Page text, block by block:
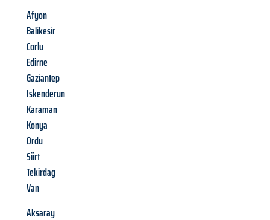
Afyon
Balikesir
Corlu
Edirne
Gaziantep
Iskenderun
Karaman
Konya
Ordu
Siirt
Tekirdag
Van
Aksaray